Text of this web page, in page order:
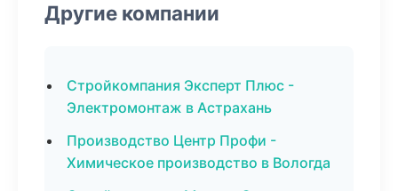
Другие компании
Стройкомпания Эксперт Плюс -
Электромонтаж в Астрахань
Производство Центр Профи -
Химическое производство в Вологда